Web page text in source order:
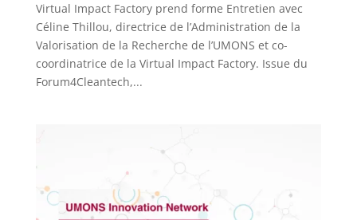
Virtual Impact Factory prend forme Entretien avec
Céline Thillou, directrice de l’Administration de la
Valorisation de la Recherche de l’UMONS et co-
coordinatrice de la Virtual Impact Factory. Issue du
Forum4Cleantech,...